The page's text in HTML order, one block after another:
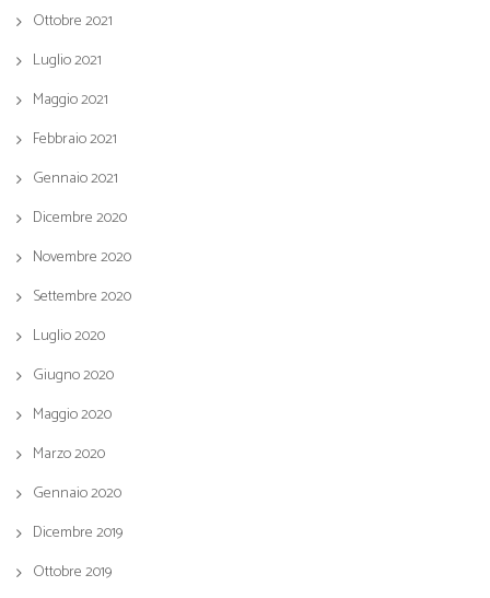
Ottobre 2021
Luglio 2021
Maggio 2021
Febbraio 2021
Gennaio 2021
Dicembre 2020
Novembre 2020
Settembre 2020
Luglio 2020
Giugno 2020
Maggio 2020
Marzo 2020
Gennaio 2020
Dicembre 2019
Ottobre 2019